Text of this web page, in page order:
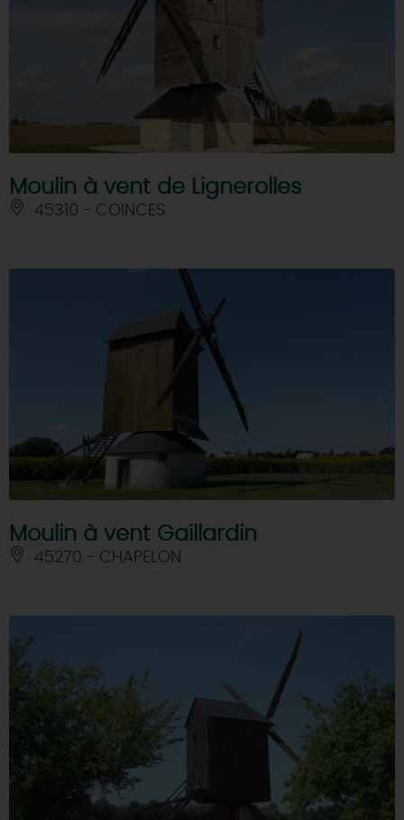
Moulin à vent de Lignerolles
45310 - COINCES
Moulin à vent Gaillardin
45270 - CHAPELON